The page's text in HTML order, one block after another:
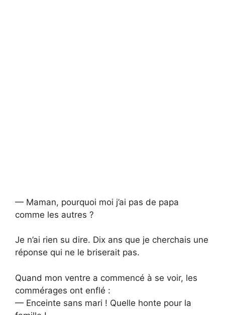
— Maman, pourquoi moi j’ai pas de papa
comme les autres ?
Je n’ai rien su dire. Dix ans que je cherchais une
réponse qui ne le briserait pas.
Quand mon ventre a commencé à se voir, les
commérages ont enflé :
— Enceinte sans mari ! Quelle honte pour la